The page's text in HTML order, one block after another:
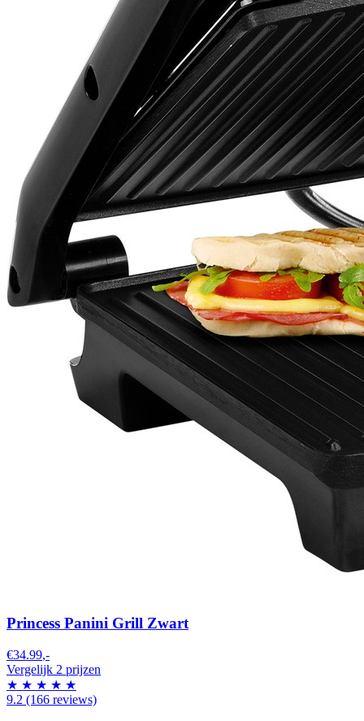
Princess Panini Grill Zwart
€34.99,-
Vergelijk 2 prijzen
★ ★ ★ ★ ★
9.2 (166 reviews)